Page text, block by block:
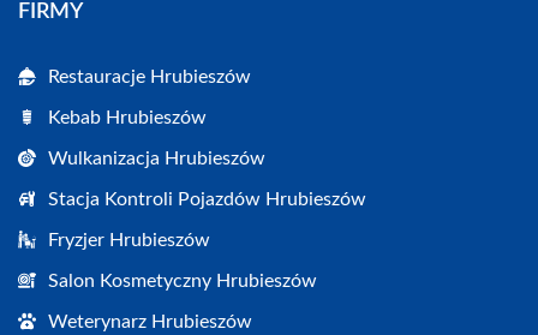
FIRMY
Restauracje Hrubieszów
Kebab Hrubieszów
Wulkanizacja Hrubieszów
Stacja Kontroli Pojazdów Hrubieszów
Fryzjer Hrubieszów
Salon Kosmetyczny Hrubieszów
Weterynarz Hrubieszów